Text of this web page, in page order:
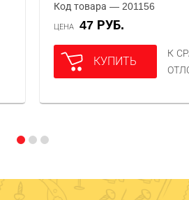
Код товара — 201156
ЦЕНА 47 РУБ.
КУПИТЬ
К